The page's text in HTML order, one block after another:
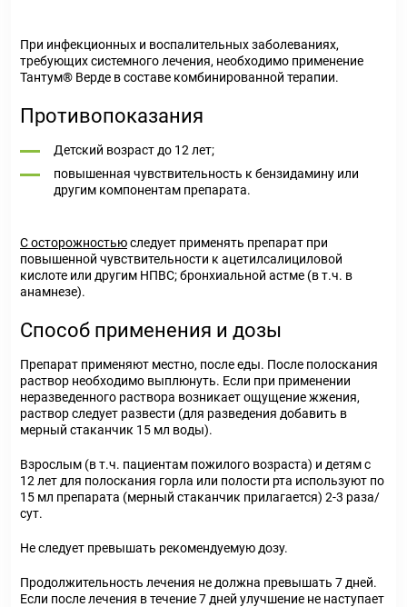
При инфекционных и воспалительных заболеваниях,
требующих системного лечения, необходимо применение
Тантум® Верде в составе комбинированной терапии.
Противопоказания
Детский возраст до 12 лет;
повышенная чувствительность к бензидамину или
другим компонентам препарата.
С осторожностьюследует применять препарат при
повышенной чувствительности к ацетилсалициловой
кислоте или другим НПВС; бронхиальной астме (в т.ч. в
анамнезе).
Способ применения и дозы
Препарат применяют местно, после еды. После полоскания
раствор необходимо выплюнуть. Если при применении
неразведенного раствора возникает ощущение жжения,
раствор следует развести (для разведения добавить в
мерный стаканчик 15 мл воды).
Взрослым (в т.ч. пациентам пожилого возраста) и детям с
12 лет для полоскания горла или полости рта используют по
15 мл препарата (мерный стаканчик прилагается) 2-3 раза/
сут.
Не следует превышать рекомендуемую дозу.
Продолжительность лечения не должна превышать 7 дней.
Если после лечения в течение 7 дней улучшение не наступает